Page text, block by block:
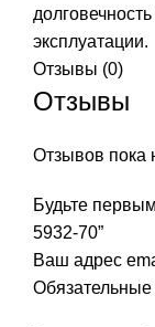
эксплуатации.
Отзывы (0)
Отзывы
Отзывов пока
Будьте
5932-70”
Ваш адрес